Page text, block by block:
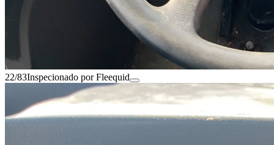
22/83Inspecionado por Fleequid